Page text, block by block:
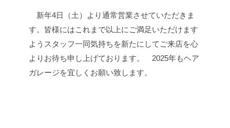
新年4日（土）より通常営業させていただきま
す。 皆様にはこれまで以上にご満足いただけます
ようスタッフ一同気持ちを新たにしてご来店を心
よりお待ち申し上げております。
2025年もヘア
ガレージを宜しくお願い致します。